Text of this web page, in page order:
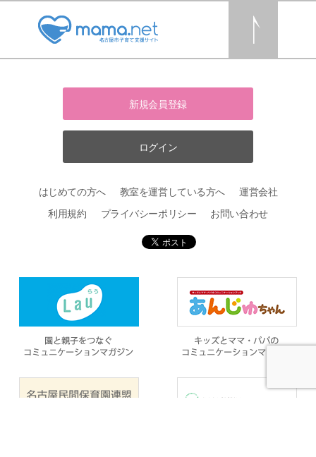
新規会員登録
ログイン
はじめての方へ 教室を運営している方へ
運営会社
利用規約
プライバシーポリシー お問い合わせ